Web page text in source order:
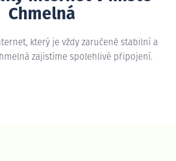
Chmelná
který je vždy zaručeně stabilní a
zajistíme spolehlivé připojení.